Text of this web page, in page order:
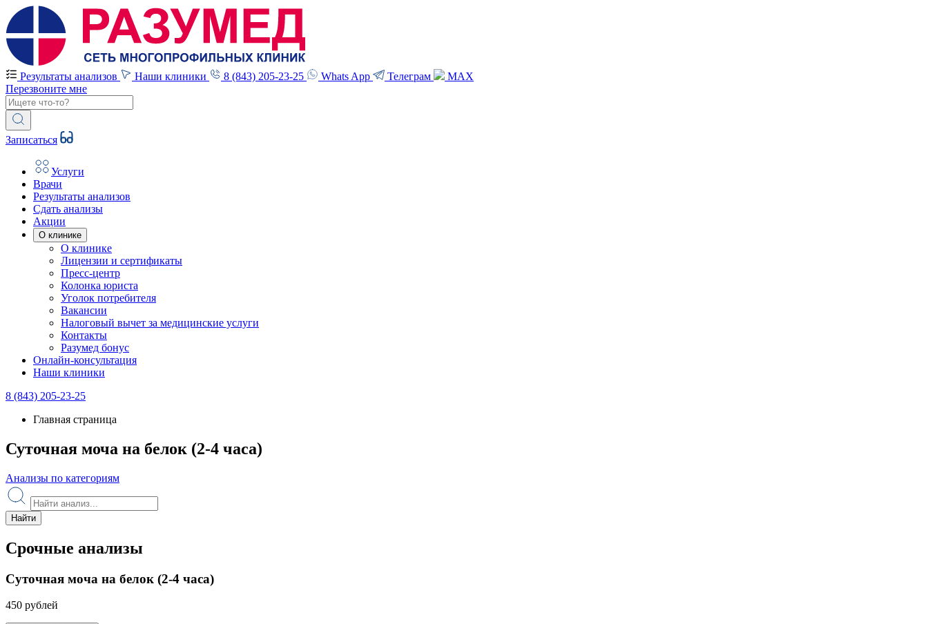
Результаты анализов Наши клиники 8 (843) 205-23-25 Whats App Телеграм
MAX
Перезвоните мне
Записаться
Услуги
Врачи
Результаты анализов
Сдать анализы
Акции
О клинике
О клинике
Лицензии и сертификаты
Пресс-центр
Колонка юриста
Уголок потребителя
Вакансии
Налоговый вычет за медицинские услуги
Контакты
Разумед бонус
Онлайн-консультация
Наши клиники
8 (843) 205-23-25
Главная страница
Суточная моча на белок (2-4 часа)
Анализы по категориям
Найти
Срочные анализы
Суточная моча на белок (2-4 часа)
450 рублей